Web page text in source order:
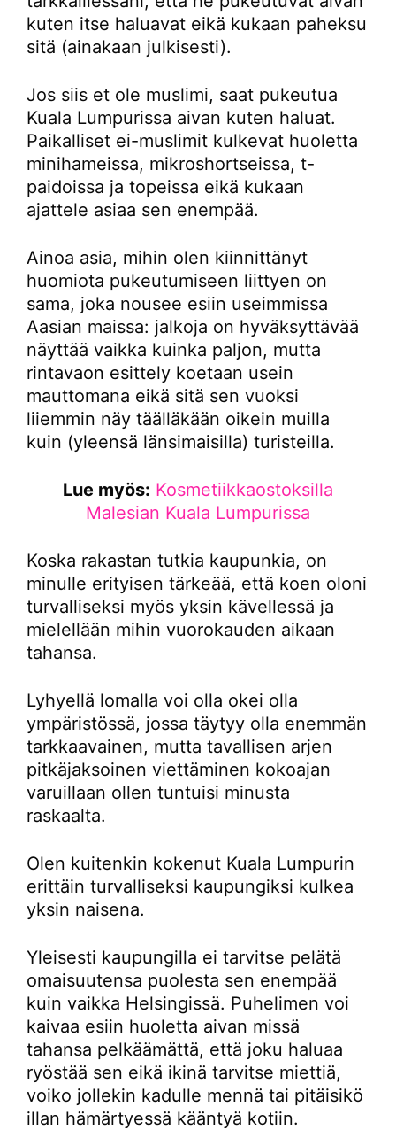
kuten itse haluavat eikä kukaan paheksu
sitä (ainakaan julkisesti).
Jos siis et ole muslimi, saat pukeutua
Kuala Lumpurissa aivan kuten haluat.
Paikalliset ei-muslimit kulkevat huoletta
minihameissa, mikroshortseissa, t-
paidoissa ja topeissa eikä kukaan
ajattele asiaa sen enempää.
Ainoa asia, mihin olen kiinnittänyt
huomiota pukeutumiseen liittyen on
sama, joka nousee esiin useimmissa
Aasian maissa: jalkoja on hyväksyttävää
näyttää vaikka kuinka paljon, mutta
rintavaon esittely koetaan usein
mauttomana eikä sitä sen vuoksi
liiemmin näy täälläkään oikein muilla
kuin (yleensä länsimaisilla) turisteilla.
Lue myös: Kosmetiikkaostoksilla
Malesian Kuala Lumpurissa
Koska rakastan tutkia kaupunkia, on
minulle erityisen tärkeää, että koen oloni
turvalliseksi myös yksin kävellessä ja
mielellään mihin vuorokauden aikaan
tahansa.
Lyhyellä lomalla voi olla okei olla
ympäristössä, jossa täytyy olla enemmän
tarkkaavainen, mutta tavallisen arjen
pitkäjaksoinen viettäminen kokoajan
varuillaan ollen tuntuisi minusta
raskaalta.
Olen kuitenkin kokenut Kuala Lumpurin
erittäin turvalliseksi kaupungiksi kulkea
yksin naisena.
Yleisesti kaupungilla ei tarvitse pelätä
omaisuutensa puolesta sen enempää
kuin vaikka Helsingissä. Puhelimen voi
kaivaa esiin huoletta aivan missä
tahansa pelkäämättä, että joku haluaa
ryöstää sen eikä ikinä tarvitse miettiä,
voiko jollekin kadulle mennä tai pitäisikö
illan hämärtyessä kääntyä kotiin.